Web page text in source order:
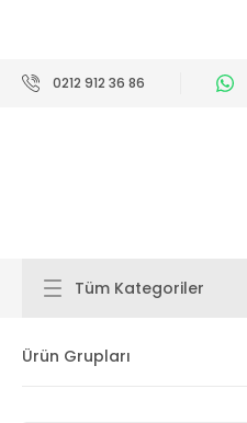
0212 912 36 86
Tüm Kategoriler
Ürün Grupları